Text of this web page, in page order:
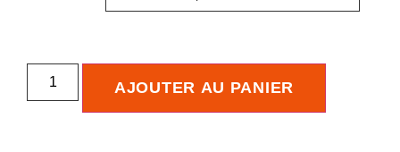
AJOUTER AU PANIER